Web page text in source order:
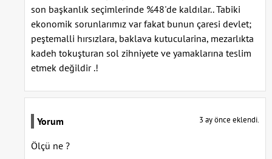
son başkanlık seçimlerinde %48'de kaldılar.. Tabiki
ekonomik sorunlarımız var fakat bunun çaresi devlet;
peştemalli hırsızlara, baklava kutucularina, mezarlıkta
kadeh tokuşturan sol zihniyete ve yamaklarına teslim
etmek değildir .!
Yorum 3 ay önce eklendi.
Ölçü ne ?